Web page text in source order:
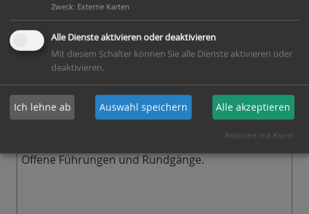
Aktionen am Mühlentag
Von 10 bis 17Uhr: Mahlbetrieb (bei Wind) und
Vorführungen in der Mühle. Freier Eintritt in das
Fachmuseum für Mühlengeschichte und
Ausstellungsbereichen, Müllerhaus, Mühle,
Maschinenhaus und Außengelände. Leckeres aus
Offene Führungen und Rundgänge.
Zweck: Externe Karten
Alle Dienste aktivieren oder deaktivieren
Mit diesem Schalter können Sie alle Dienste aktivieren oder
deaktivieren.
Ich lehne ab Auswahl speichern Alle akzeptieren
Realisiert mit Klaro!